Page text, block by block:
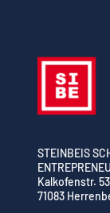
STEINBEIS
Kalkofenstr. 53
71083